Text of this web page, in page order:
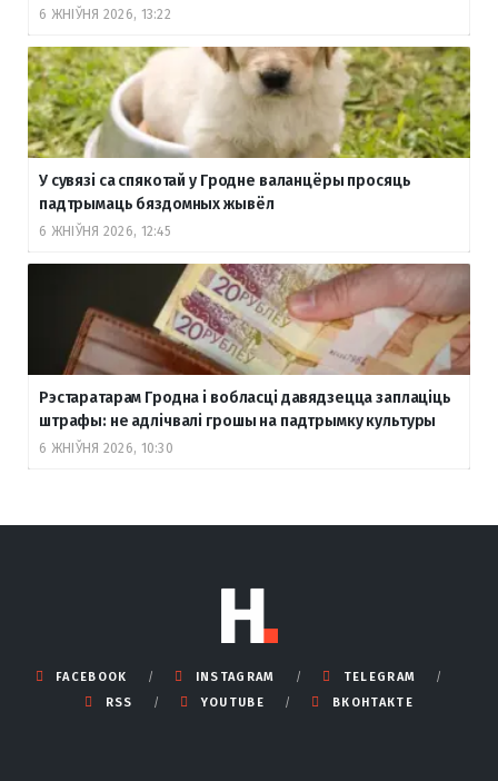
6 ЖНІЎНЯ 2026, 13:22
У сувязі са спякотай у Гродне валанцёры просяць
падтрымаць бяздомных жывёл
6 ЖНІЎНЯ 2026, 12:45
Рэстаратарам Гродна і вобласці давядзецца заплаціць
штрафы: не адлічвалі грошы на падтрымку культуры
6 ЖНІЎНЯ 2026, 10:30
FACEBOOK INSTAGRAM
TELEGRAM
RSS
YOUTUBE ВКОНТАКТЕ